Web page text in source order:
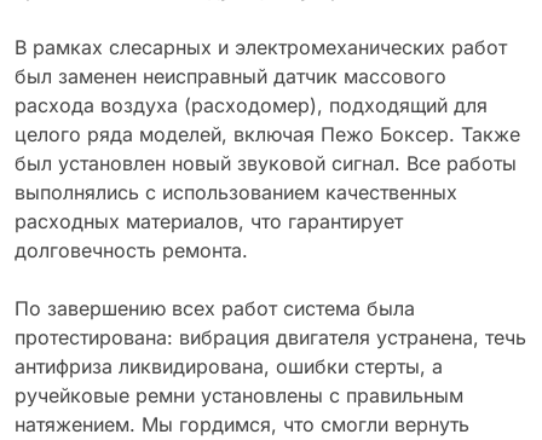
В рамках слесарных и электромеханических работ
был заменен неисправный датчик массового
расхода воздуха (расходомер), подходящий для
целого ряда моделей, включая Пежо Боксер. Также
был установлен новый звуковой сигнал. Все работы
выполнялись с использованием качественных
расходных материалов, что гарантирует
долговечность ремонта.
По завершению всех работ система была
протестирована: вибрация двигателя устранена, течь
антифриза ликвидирована, ошибки стерты, а
ручейковые ремни установлены с правильным
натяжением. Мы гордимся, что смогли вернуть